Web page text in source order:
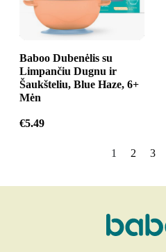
Baboo Dubenėlis su
Limpančiu Dugnu ir
Šaukšteliu, Blue Haze, 6+
Mėn
€5.49
1 2 3